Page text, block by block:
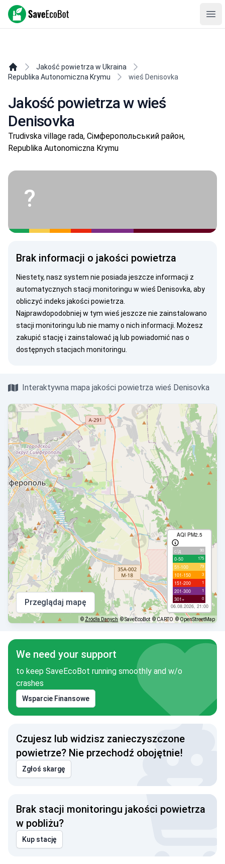
SaveEcoBot
Jakość powietrza w Ukraina
Republika Autonomiczna Krymu
wieś Denisovka
Jakość powietrza w wieś
Denisovka
Trudivska village rada, Сімферопольський район,
Republika Autonomiczna Krymu
?
Brak informacji o jakości powietrza
Niestety, nasz system nie posiada jeszcze informacji z
automatycznych stacji monitoringu w wieś Denisovka, aby
obliczyć indeks jakości powietrza.
Najprawdopodobniej w tym wieś jeszcze nie zainstalowano
stacji monitoringu lub nie mamy o nich informacji. Możesz
zakupić stację i zainstalować ją lub powiadomić nas o
dostępnych stacjach monitoringu.
Interaktywna mapa jakości powietrza wieś Denisovka
AQI PM2.5
с/д 90
0-50 175
51-100 79
101-150 3
151-200 1
201-300 1
301+ 0
06.08.2026, 21:00
Przeglądaj mapę
© Źródła Danych © SaveEcoBot © CARTO © OpenStreetMap
We need your support
to keep SaveEcoBot running smoothly and w/o
crashes
Wsparcie Finansowe
Czujesz lub widzisz zanieczyszczone
powietrze? Nie przechodź obojętnie!
Zgłoś skargę
Brak stacji monitoringu jakości powietrza
w pobliżu?
Kup stację